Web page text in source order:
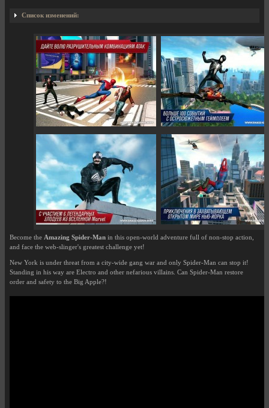
Список изменений:
Become the Amazing Spider-Man in this open-world adventure full of non-stop action,
and face the web-slinger's greatest challenge yet!
New York is under threat from a city-wide gang war and only Spider-Man can stop it!
Standing in his way are Electro and other nefarious villains. Can Spider-Man restore
order and safety to the Big Apple?!